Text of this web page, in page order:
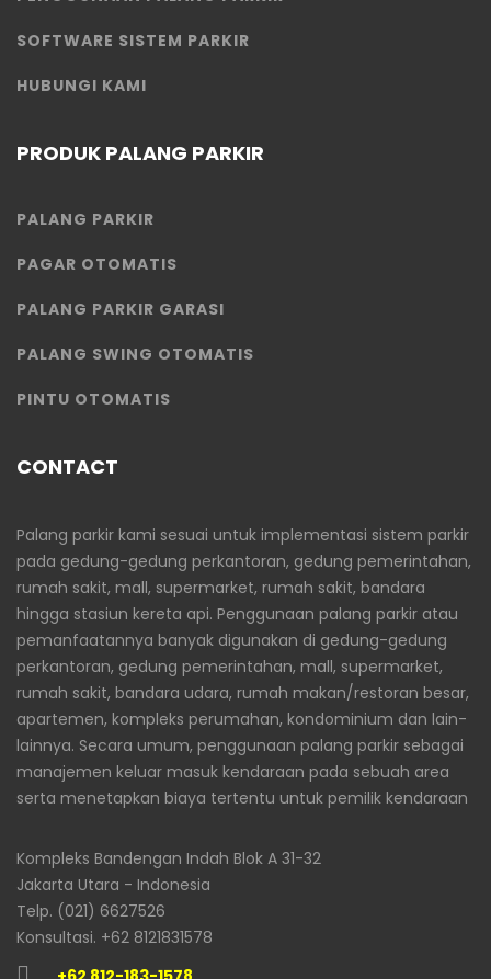
SOFTWARE SISTEM PARKIR
HUBUNGI KAMI
PRODUK PALANG PARKIR
PALANG PARKIR
PAGAR OTOMATIS
PALANG PARKIR GARASI
PALANG SWING OTOMATIS
PINTU OTOMATIS
CONTACT
Palang parkir kami sesuai untuk implementasi sistem parkir
pada gedung-gedung perkantoran, gedung pemerintahan,
rumah sakit, mall, supermarket, rumah sakit, bandara
hingga stasiun kereta api. Penggunaan palang parkir atau
pemanfaatannya banyak digunakan di gedung-gedung
perkantoran, gedung pemerintahan, mall, supermarket,
rumah sakit, bandara udara, rumah makan/restoran besar,
apartemen, kompleks perumahan, kondominium dan lain-
lainnya. Secara umum, penggunaan palang parkir sebagai
manajemen keluar masuk kendaraan pada sebuah area
serta menetapkan biaya tertentu untuk pemilik kendaraan
Kompleks Bandengan Indah Blok A 31-32
Jakarta Utara - Indonesia
Telp. (021) 6627526
Konsultasi. +62 8121831578